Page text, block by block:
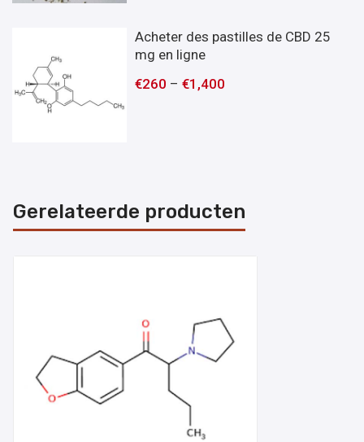
Acheter des pastilles de CBD 25
mg en ligne
€260 –€1,400
Gerelateerde producten